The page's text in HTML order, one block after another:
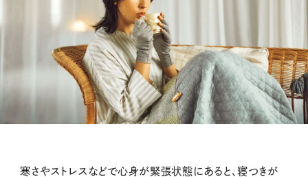
寒さやストレスなどで心身が緊張状態にあると、寝つきが